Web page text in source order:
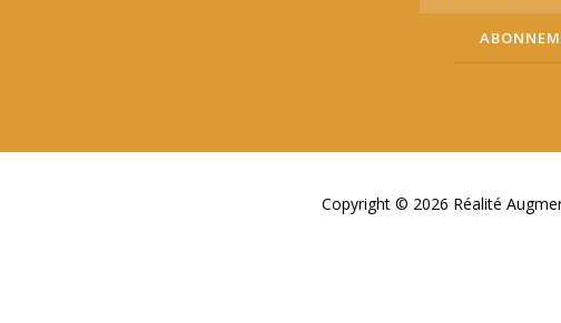
Copyright © 2026 Réalité